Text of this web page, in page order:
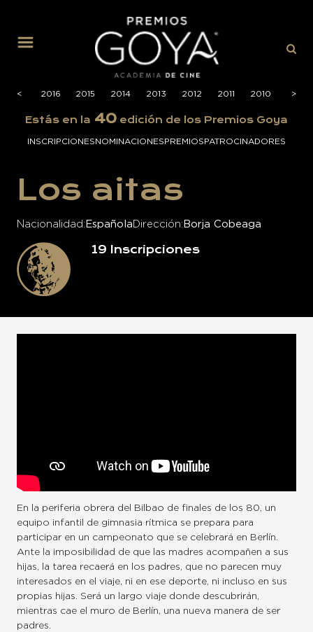
<
2017 2016 2015 2014 2013 2012 2011 2010 2009
>
Estás en la 40 edición de los Premios Goya
INSCRIPCIONESNOMINACIONESPREMIOSPATROCINADORES
Los aitas
Nacionalidad Española Dirección Borja Cobeaga
19 Inscripciones
En la periferia obrera del Bilbao de finales de los 80, un
equipo infantil de gimnasia rítmica se prepara para
participar en un campeonato que se celebrará en Berlín.
Ante la imposibilidad de que las madres acompañen a sus
hijas, la tarea recaerá en los padres, que no parecen muy
interesados en el viaje, ni en ese deporte, ni incluso en sus
propias hijas. Será un largo viaje donde descubrirán,
mientras cae el muro de Berlín, una nueva manera de ser
padres.